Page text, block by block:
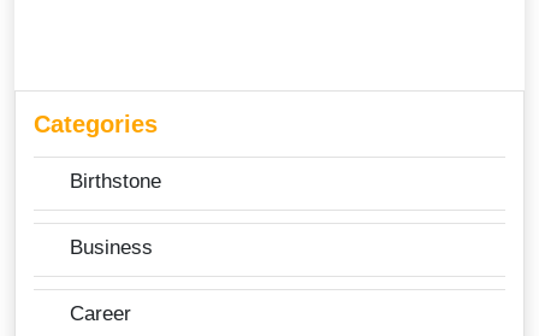
Categories
Birthstone
Business
Career